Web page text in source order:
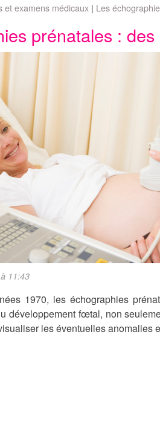
et examens médicaux Les
prénatales :
11:43
1970, les échographies
développement fœtal, non
les éventuelles anomalies